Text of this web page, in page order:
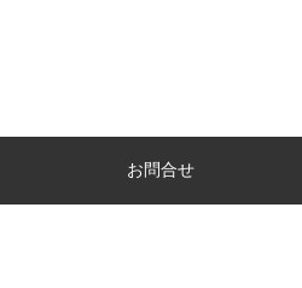
お問合せ